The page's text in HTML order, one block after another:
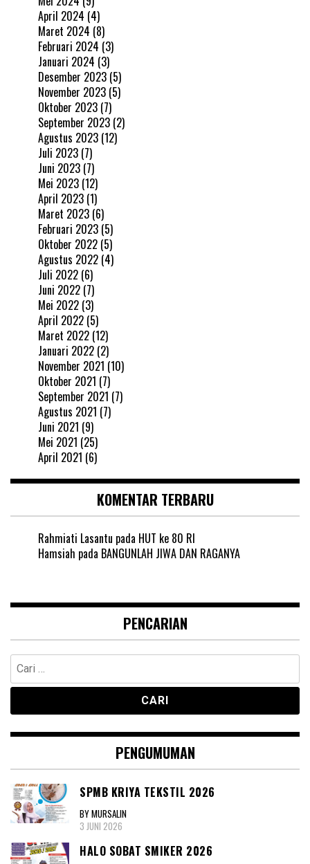
April 2024 (4)
Maret 2024 (8)
Februari 2024 (3)
Januari 2024 (3)
Desember 2023 (5)
November 2023 (5)
Oktober 2023 (7)
September 2023 (2)
Agustus 2023 (12)
Juli 2023 (7)
Juni 2023 (7)
Mei 2023 (12)
April 2023 (1)
Maret 2023 (6)
Februari 2023 (5)
Oktober 2022 (5)
Agustus 2022 (4)
Juli 2022 (6)
Juni 2022 (7)
Mei 2022 (3)
April 2022 (5)
Maret 2022 (12)
Januari 2022 (2)
November 2021 (10)
Oktober 2021 (7)
September 2021 (7)
Agustus 2021 (7)
Juni 2021 (9)
Mei 2021 (25)
April 2021 (6)
KOMENTAR TERBARU
Rahmiati Lasantu pada HUT ke 80 RI
Hamsiah pada BANGUNLAH JIWA DAN RAGANYA
PENCARIAN
Cari
untuk:
PENGUMUMAN
SPMB KRIYA TEKSTIL 2026
BY MURSALIN
3 JUNI 2026
HALO SOBAT SMIKER 2026